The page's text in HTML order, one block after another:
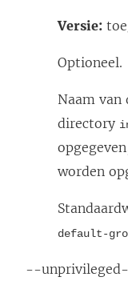
Versie:
Optioneel.
Naam van
directory
worden
default-
--unprivileged-